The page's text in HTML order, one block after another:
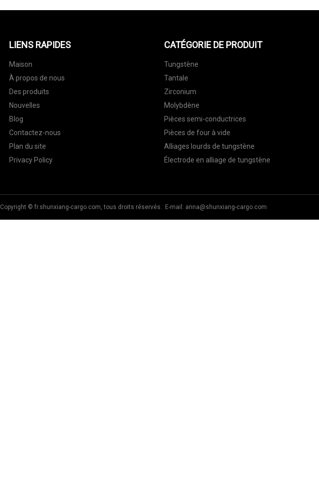
LIENS RAPIDES
Maison
À propos de nous
Des produits
Nouvelles
Blog
Contactez-nous
Plan du site
Privacy Policy
CATÉGORIE DE PRODUIT
Tungstène
Tantale
Zirconium
Molybdène
Pièces semi-conductrices
Pièces de four à vide
Alliages lourds de tungstène
Électrode en alliage de tungstène
Copyright © fr.shunxiang-cargo.com, tous droits réservés. E-mail: anna@shunxiang-cargo.com